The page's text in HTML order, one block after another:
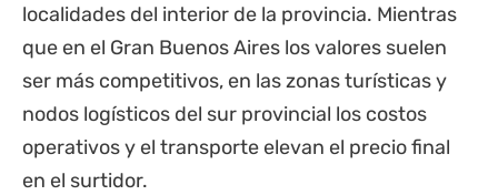
localidades del interior de la provincia. Mientras
que en el Gran Buenos Aires los valores suelen
ser más competitivos, en las zonas turísticas y
nodos logísticos del sur provincial los costos
operativos y el transporte elevan el precio final
en el surtidor.